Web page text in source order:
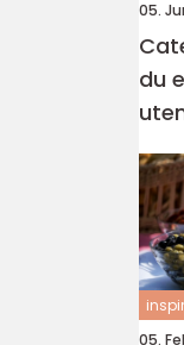
05.
du
05.